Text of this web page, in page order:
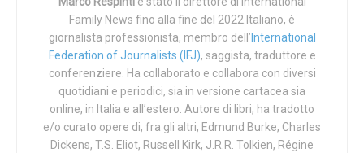
bonifica di ciò che diritto umano non lo è affatto ‒ con un
testamento politico straordinario. Ha definito «genocidio»
il massacro premeditato ed efferato che ilregime neo-
post-nazional-comunista cinese perpetra
sistematicamente contro gli uiguri nello Xinjiang(e il
successore designato di Pompeo, Antony J. Blinken, ha
annuito).
Family News fino alla fine del 2022.Italiano, è
giornalista professionista, membro dell’ International
Federation of Journalists (IFJ), saggista, traduttore e
conferenziere. Ha collaborato e collabora con diversi
quotidiani e periodici, sia in versione cartacea sia
online, in Italia e all’estero. Autore di libri, ha tradotto
e/o curato opere di, fra gli altri, Edmund Burke, Charles
Dickens, T.S. Eliot, Russell Kirk, J.R.R. Tolkien, Régine